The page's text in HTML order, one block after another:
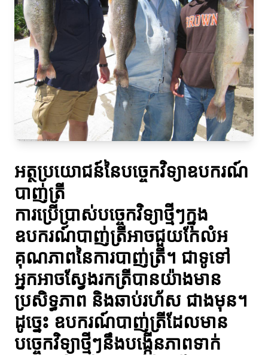
អត្ថប្រយោជន៍នៃបច្ចេកវិទ្យាឧបករណ៍
បាញ់ត្រី
ការប្រើប្រាស់បច្ចេកវិទ្យាថ្មីៗក្នុង
ឧបករណ៍បាញ់ត្រីអាចជួយកែលំអ
គុណភាពនៃការបាញ់ត្រី។ ជាទូទៅ
អ្នកអាចស្វែងរកត្រីបានយ៉ាងមាន
ប្រសិទ្ធភាព និងឆាប់រហ័ស ជាងមុន។
ដូច្នេះ ឧបករណ៍បាញ់ត្រីដែលមាន
បច្ចេកវិទ្យាថ្មីៗនឹងបង្កើនភាពទាក់